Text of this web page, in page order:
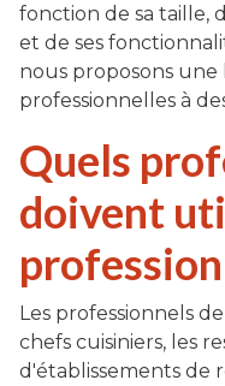
fonction de sa taille,
et de ses
nous proposons
professionnelles à
Quels
doivent
Les professionnels
chefs cuisiniers, les
d'établissements de